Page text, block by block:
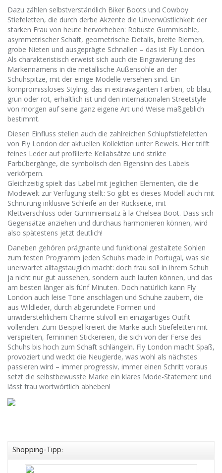
Dazu zählen selbstverständlich Biker Boots und Cowboy
Stiefeletten, die durch derbe Akzente die Unverwüstlichkeit der
starken Frau von heute hervorheben: Robuste Gummisohle,
asymmetrischer Schaft, geometrische Details, breite Riemen,
grobe Nieten und ausgeprägte Schnallen – das ist Fly London.
Als charakteristisch erweist sich auch die Eingravierung des
Markennamens in die metallische Außensohle an der
Schuhspitze, mit der einige Modelle versehen sind. Ein
kompromissloses Styling, das in extravaganten Farben, ob blau,
grün oder rot, erhältlich ist und den internationalen Streetstyle
von morgen auf seine ganz eigene Art und Weise maßgeblich
bestimmt.
Diesen Einfluss stellen auch die zahlreichen Schlupfstiefeletten
von Fly London der aktuellen Kollektion unter Beweis. Hier trifft
feines Leder auf profilierte Keilabsätze und strikte
Farbübergänge, die symbolisch den Eigensinn des Labels
verkörpern.
Gleichzeitig spielt das Label mit jeglichen Elementen, die die
Modewelt zur Verfügung stellt: So gibt es dieses Modell auch mit
Schnürung inklusive Schleife an der Rückseite, mit
Klettverschluss oder Gummieinsatz à la Chelsea Boot. Dass sich
Gegensätze anziehen und durchaus harmonieren können, wird
also spätestens jetzt deutlich!
Daneben gehören prägnante und funktional gestaltete Sohlen
zum festen Programm jeden Schuhs made in Portugal, was sie
unerwartet alltagstauglich macht: doch frau soll in ihrem Schuh
ja nicht nur gut aussehen, sondern auch laufen können, und das
am besten länger als fünf Minuten. Doch natürlich kann Fly
London auch leise Töne anschlagen und Schuhe zaubern, die
aus Wildleder, durch abgerundete Formen und
unwiderstehlichem Charme stilvoll ein einzigartiges Outfit
vollenden. Zum Beispiel kreiert die Marke auch Stiefeletten mit
verspielten, femininen Stickereien, die sich von der Ferse des
Schuhs bis hoch zum Schaft schlängeln. Fly London macht Spaß,
provoziert und weckt die Neugierde, was wohl als nächstes
passieren wird – immer progressiv, immer einen Schritt voraus
setzt die selbstbewusste Marke ein klares Mode-Statement und
lässt frau wortwörtlich abheben!
Shopping-Tipp: